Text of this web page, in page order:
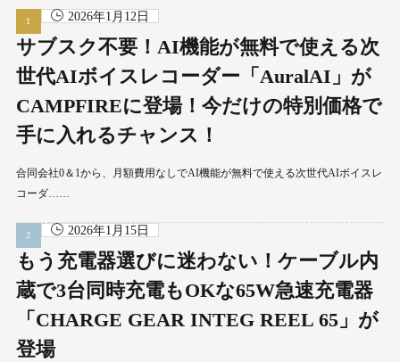
2026年1月12日
サブスク不要！AI機能が無料で使える次
世代AIボイスレコーダー「AuralAI」が
CAMPFIREに登場！今だけの特別価格で
手に入れるチャンス！
合同会社0＆1から、月額費用なしでAI機能が無料で使える次世代AIボイスレ
コーダ……
2026年1月15日
もう充電器選びに迷わない！ケーブル内
蔵で3台同時充電もOKな65W急速充電器
「CHARGE GEAR INTEG REEL 65」が
登場